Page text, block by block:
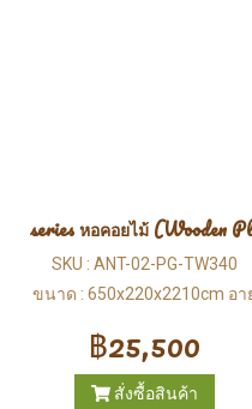
series หอคอยไม้ (Wooden
SKU : ANT-02-PG-TW340
ขนาด : 650x220x2210cm อา
฿25,500
สั่งซื้อสินค้า